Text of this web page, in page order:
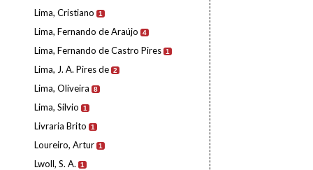
Lima, Cristiano 1
Lima, Fernando de Araújo 4
Lima, Fernando de Castro Pires 1
Lima, J. A. Pires de 2
Lima, Oliveira 8
Lima, Sílvio 1
Livraria Brito 1
Loureiro, Artur 1
Lwoll, S. A. 1